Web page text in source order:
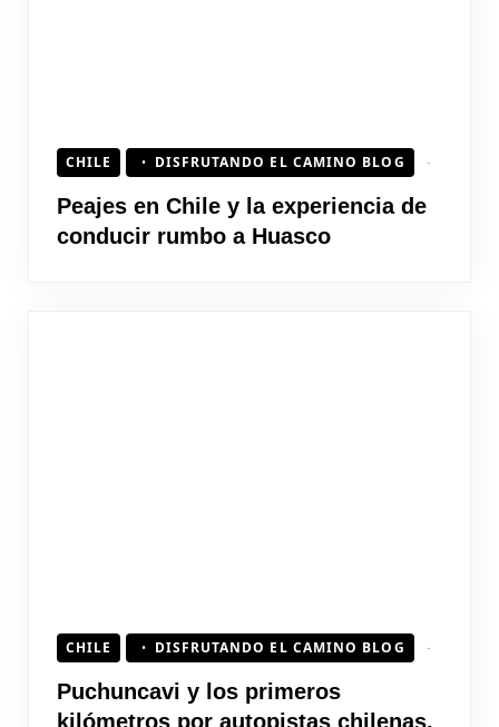
CHILE DISFRUTANDO EL CAMINO BLOG
Peajes en Chile y la experiencia de
conducir rumbo a Huasco
CHILE DISFRUTANDO EL CAMINO BLOG
Puchuncavi y los primeros
kilómetros por autopistas chilenas.